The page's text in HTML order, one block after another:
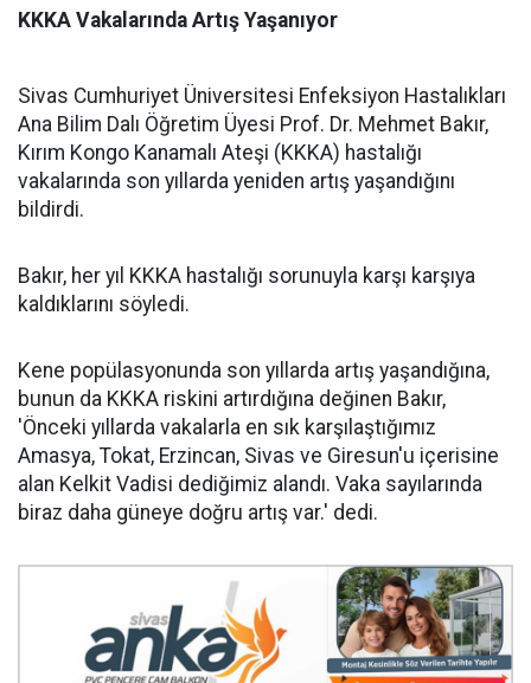
KKKA Vakalarında Artış Yaşanıyor
Sivas Cumhuriyet Üniversitesi Enfeksiyon Hastalıkları
Ana Bilim Dalı Öğretim Üyesi Prof. Dr. Mehmet Bakır,
Kırım Kongo Kanamalı Ateşi (KKKA) hastalığı
vakalarında son yıllarda yeniden artış yaşandığını
bildirdi.
Bakır, her yıl KKKA hastalığı sorunuyla karşı karşıya
kaldıklarını söyledi.
Kene popülasyonunda son yıllarda artış yaşandığına,
bunun da KKKA riskini artırdığına değinen Bakır,
'Önceki yıllarda vakalarla en sık karşılaştığımız
Amasya, Tokat, Erzincan, Sivas ve Giresun'u içerisine
alan Kelkit Vadisi dediğimiz alandı. Vaka sayılarında
biraz daha güneye doğru artış var.' dedi.